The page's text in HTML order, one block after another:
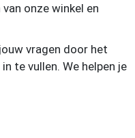
onze winkel en
vragen door het
te vullen. We helpen je